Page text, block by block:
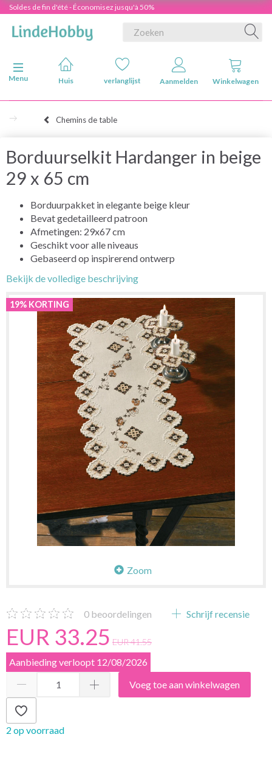
Soldes de fin d'été - Économisez jusqu'à 50%
Navigatie in-/uitschakelen
Menu
Huis verlanglijst Aanmelden Winkelwagen
Chemins de table
Borduurselkit Hardanger in beige
29 x 65 cm
Borduurpakket in elegante beige kleur
Bevat gedetailleerd patroon
Afmetingen: 29x67 cm
Geschikt voor alle niveaus
Gebaseerd op inspirerend ontwerp
Bekijk de volledige beschrijving
19% KORTING
Zoom
0 beoordelingen Schrijf recensie
EUR 33.25 EUR 41.55
Aanbieding verloopt 12/08/2026
Voeg toe aan winkelwagen
2 op voorraad